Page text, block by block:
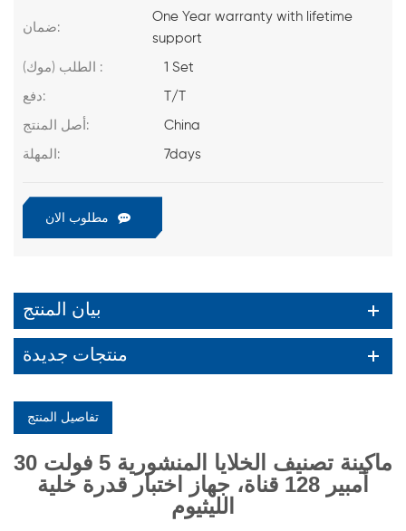
ضمان:
One Year warranty with lifetime
support
الطلب (موك) : 1 Set
دفع: T/T
أصل المنتج: China
المهلة: 7days
مطلوب الان
بيان المنتج
منتجات جديدة
تفاصيل المنتج
ماكينة تصنيف الخلايا المنشورية 5 فولت 30
أمبير 128 قناة، جهاز اختبار قدرة خلية
الليثيوم